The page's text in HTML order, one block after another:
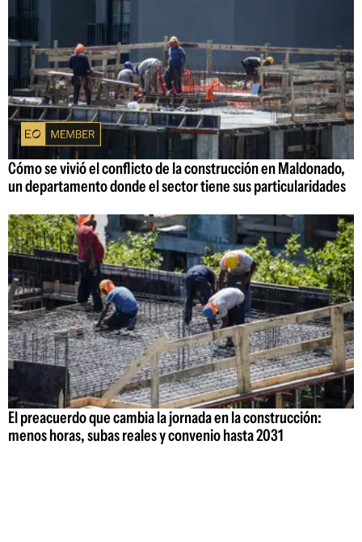
Cómo se vivió el conflicto de la construcción en Maldonado,
un departamento donde el sector tiene sus particularidades
El preacuerdo que cambia la jornada en la construcción:
menos horas, subas reales y convenio hasta 2031